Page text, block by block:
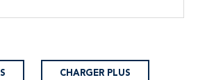
CHARGER PLUS